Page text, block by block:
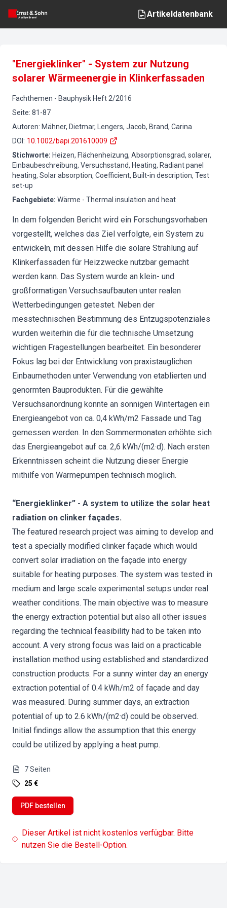
Artikeldatenbank
"Energieklinker" - System zur Nutzung
solarer Wärmeenergie in Klinkerfassaden
Fachthemen - Bauphysik Heft 2/2016
Seite: 81-87
Autoren: Mähner, Dietmar, Lengers, Jacob, Brand, Carina
DOI : 10.1002/bapi.201610009
Stichworte: Heizen, Flächenheizung, Absorptionsgrad, solarer,
Einbaubeschreibung, Versuchsstand, Heating, Radiant panel
heating, Solar absorption, Coefficient, Built-in description, Test
set-up
Fachgebiete: Wärme - Thermal insulation and heat
In dem folgenden Bericht wird ein Forschungsvorhaben
vorgestellt, welches das Ziel verfolgte, ein System zu
entwickeln, mit dessen Hilfe die solare Strahlung auf
Klinkerfassaden für Heizzwecke nutzbar gemacht
werden kann. Das System wurde an klein- und
großformatigen Versuchsaufbauten unter realen
Wetterbedingungen getestet. Neben der
messtechnischen Bestimmung des Entzugspotenziales
wurden weiterhin die für die technische Umsetzung
wichtigen Fragestellungen bearbeitet. Ein besonderer
Fokus lag bei der Entwicklung von praxistauglichen
Einbaumethoden unter Verwendung von etablierten und
genormten Bauprodukten. Für die gewählte
Versuchsanordnung konnte an sonnigen Wintertagen ein
Energieangebot von ca. 0,4 kWh/m2 Fassade und Tag
gemessen werden. In den Sommermonaten erhöhte sich
das Energieangebot auf ca. 2,6 kWh/(m2·d). Nach ersten
Erkenntnissen scheint die Nutzung dieser Energie
mithilfe von Wärmepumpen technisch möglich.
“Energieklinker” - A system to utilize the solar heat
radiation on clinker façades.
The featured research project was aiming to develop and
test a specially modified clinker façade which would
convert solar irradiation on the façade into energy
suitable for heating purposes. The system was tested in
medium and large scale experimental setups under real
weather conditions. The main objective was to measure
the energy extraction potential but also all other issues
regarding the technical feasibility had to be taken into
account. A very strong focus was laid on a practicable
installation method using established and standardized
construction products. For a sunny winter day an energy
extraction potential of 0.4 kWh/m2 of façade and day
was measured. During summer days, an extraction
potential of up to 2.6 kWh/(m2·d) could be observed.
Initial findings allow the assumption that this energy
could be utilized by applying a heat pump.
7Seiten
25 €
PDF bestellen
Dieser Artikel ist nicht kostenlos verfügbar. Bitte
nutzen Sie die Bestell-Option.